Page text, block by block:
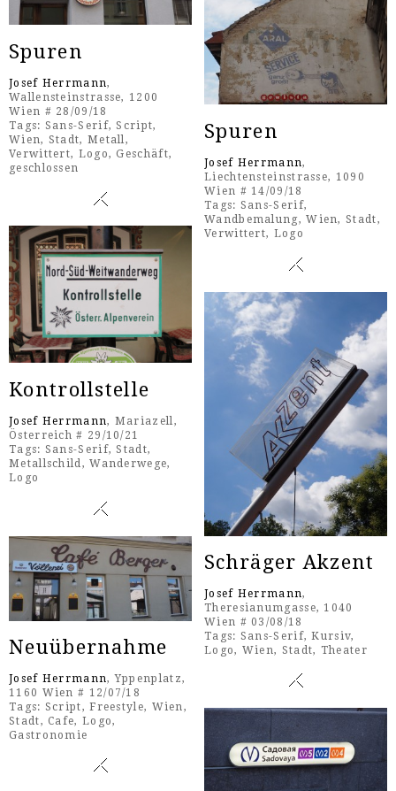
Spuren
Josef Herrmann,
Wallensteinstrasse, 1200
Wien # 28/09/18
Tags: Sans-Serif,Script,
Wien, Stadt, Metall,
Verwittert, Logo,Geschäft,
geschlossen
Spuren
Josef Herrmann,
Liechtensteinstrasse, 1090
Wien # 14/09/18
Tags: Sans-Serif,
Wandbemalung,Wien,Stadt,
Verwittert, Logo
Kontrollstelle
Josef Herrmann, Mariazell,
Österreich # 29/10/21
Tags: Sans-Serif,Stadt,
Metallschild,Wanderwege,
Logo
Schräger Akzent
Josef Herrmann,
Theresianumgasse, 1040
Wien # 03/08/18
Tags: Sans-Serif,Kursiv,
Logo, Wien, Stadt, Theater
Neuübernahme
Josef Herrmann, Yppenplatz,
1160 Wien # 12/07/18
Tags: Script,Freestyle, Wien,
Stadt, Cafe, Logo,
Gastronomie